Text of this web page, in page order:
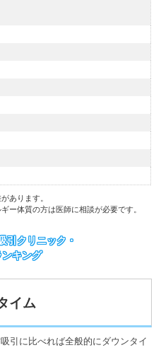
あります。
ー体質の方は医師に相談が必要です。
引クリニック・
キング
イム
引に比べれば全般的にダウンタイ